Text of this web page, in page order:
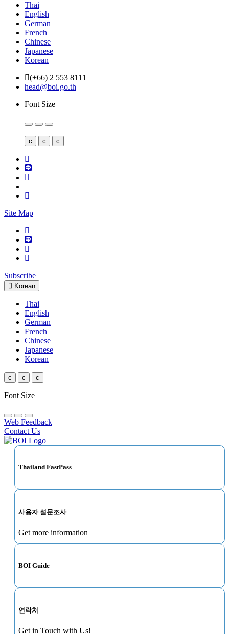
Thai
English
German
French
Chinese
Japanese
Korean
(+66) 2 553 8111
head@boi.go.th
Font Size
c c c
Site Map
Subscribe
Korean
Thai
English
German
French
Chinese
Japanese
Korean
c c c
Font Size
Web Feedback
Contact Us
Thailand FastPass
사용자 설문조사
Get more information
BOI Guide
연락처
Get in Touch with Us!